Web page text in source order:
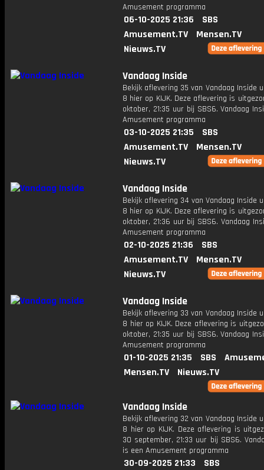
Amusement programma
06-10-2025 21:36
SBS
Amusement.TV
Mensen.TV
Nieuws.TV
Vandaag Inside
Bekijk aflevering 35 van Vandaag Inside
8 hier op KIJK. Deze aflevering is
oktober, 21:35 uur bij SBS6. Vandaag
Amusement programma
03-10-2025 21:35
SBS
Amusement.TV
Mensen.TV
Nieuws.TV
Vandaag Inside
Bekijk aflevering 34 van Vandaag Inside
8 hier op KIJK. Deze aflevering is
oktober, 21:36 uur bij SBS6. Vandaag
Amusement programma
02-10-2025 21:36
SBS
Amusement.TV
Mensen.TV
Nieuws.TV
Vandaag Inside
Bekijk aflevering 33 van Vandaag Inside
8 hier op KIJK. Deze aflevering is
oktober, 21:35 uur bij SBS6. Vandaag
Amusement programma
01-10-2025 21:35 SBS
Mensen.TV
Nieuws.TV
Vandaag Inside
Bekijk aflevering 32 van Vandaag Inside
8 hier op KIJK. Deze aflevering is
30 september, 21:33 uur bij SBS6.
is een Amusement programma
30-09-2025 21:33
SBS